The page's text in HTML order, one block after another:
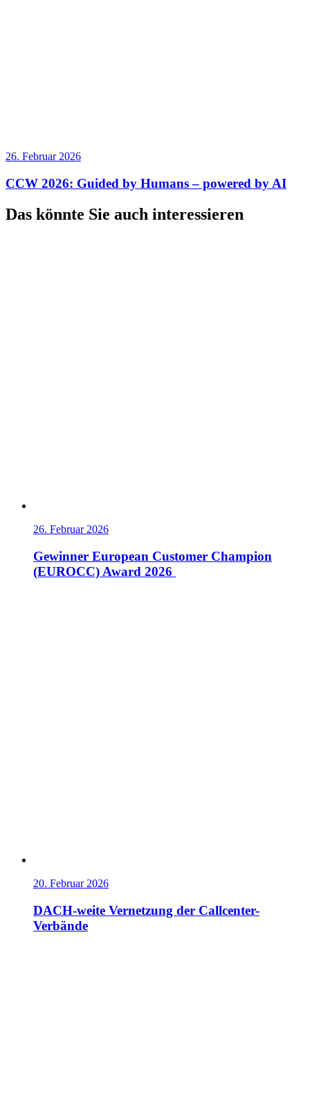
26. Februar 2026
CCW 2026: Guided by Humans – powered by AI
Das könnte Sie auch interessieren
26. Februar 2026
Gewinner European Customer Champion
(EUROCC) Award 2026
20. Februar 2026
DACH-weite Vernetzung der Callcenter-
Verbände